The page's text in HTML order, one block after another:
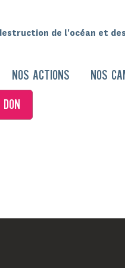
de l'océan et
NOS ACTIONS NOS